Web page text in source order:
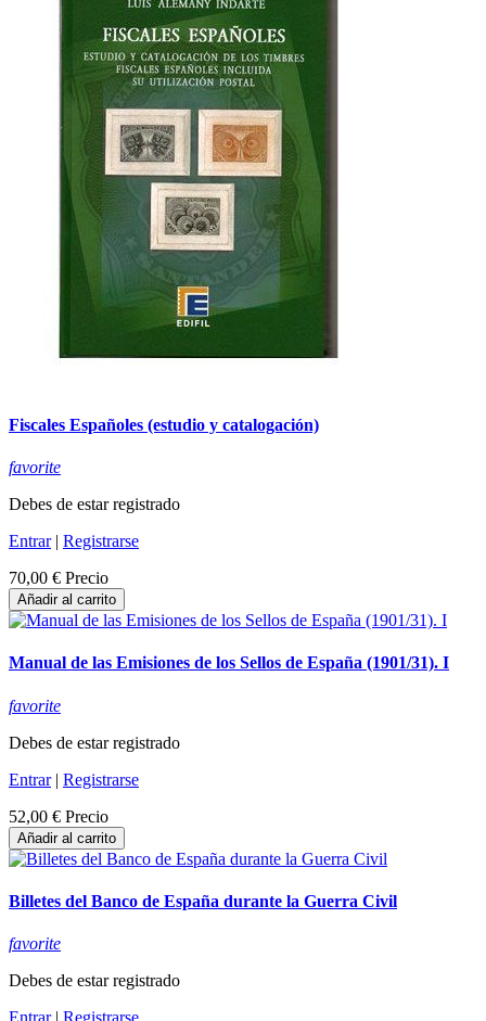
Fiscales Españoles (estudio y catalogación)
favorite
Debes de estar registrado
Entrar| Registrarse
70,00 € Precio
Añadir al carrito
Manual de las Emisiones de los Sellos de España (1901/31). I
favorite
Debes de estar registrado
Entrar| Registrarse
52,00 € Precio
Añadir al carrito
Billetes del Banco de España durante la Guerra Civil
favorite
Debes de estar registrado